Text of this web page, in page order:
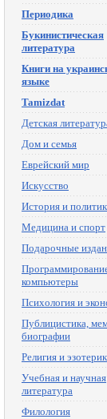
Периодика
Букинистическая
литература
Книги на
языке
Tamizdat
Детская
Дом и семья
Еврейский мир
Искусство
История и
Медицина и спорт
Подарочные
компьютеры
Психология и
Публицистика,
биографии
Религия и
Учебная и научная
литература
Филология